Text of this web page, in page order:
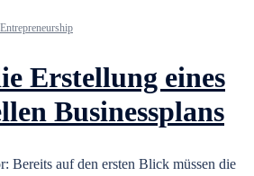
Entrepreneurship
Erstellung eines
Businessplans
Bereits auf den ersten Blick müssen die